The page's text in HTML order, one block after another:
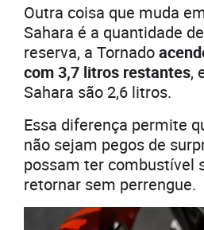
Outra coisa que muda
Sahara é a quantidade
reserva, a Tornado
com 3,7 litros restantes,
Sahara são 2,6 litros.
Essa diferença permite
não sejam pegos de
possam ter combustível
retornar sem perrengue.